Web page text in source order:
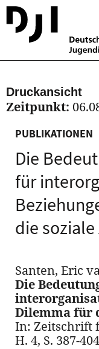
Druckansicht
Zeitpunkt:
PUBLIKATIONEN
Die
für
die
Santen, Eric
Die
Dilemma für
In: Zeitschrift
H. 4, S. 387-404